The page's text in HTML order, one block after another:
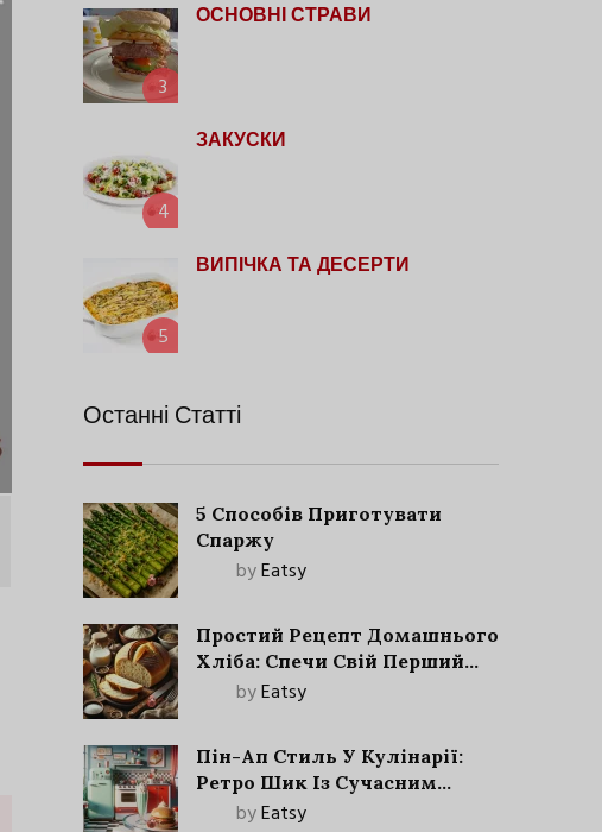
3
ОСНОВНІ СТРАВИ
4
ЗАКУСКИ
5
ВИПІЧКА ТА ДЕСЕРТИ
Останні Статті
5 Способів Приготувати
Спаржу
byEatsy
Простий Рецепт Домашнього
Хліба: Спечи Свій Перший
Запашний Хліб!
byEatsy
Пін-Ап Стиль У Кулінарії:
Ретро Шик Із Сучасним
Акцентом
byEatsy